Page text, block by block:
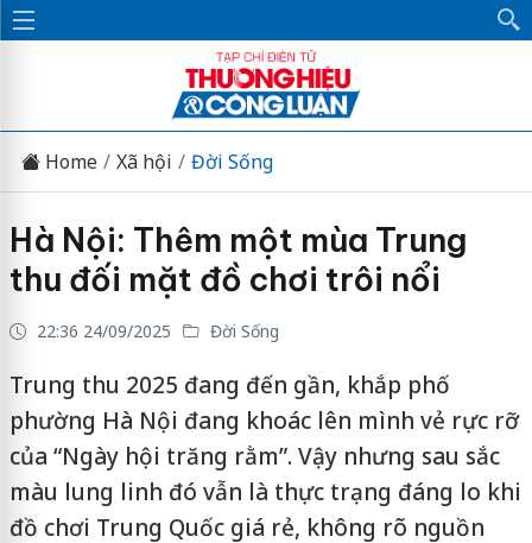
Home Xã hội Đời Sống
Hà Nội: Thêm một mùa Trung
thu đối mặt đồ chơi trôi nổi
22:36 24/09/2025 Đời Sống
Trung thu 2025 đang đến gần, khắp phố
phường Hà Nội đang khoác lên mình vẻ rực rỡ
của “Ngày hội trăng rằm”. Vậy nhưng sau sắc
màu lung linh đó vẫn là thực trạng đáng lo khi
đồ chơi Trung Quốc giá rẻ, không rõ nguồn